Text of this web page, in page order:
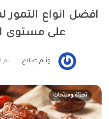
افضل انواع
على مستوى
وئام صلاح تم
تجزئة ومنتجات